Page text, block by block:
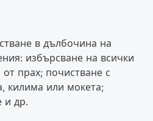
в дълбочина на
избърсване на всички
прах; почистване с
килима или мокета;
и др.